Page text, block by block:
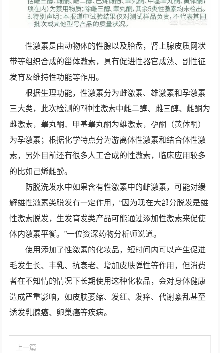
性激素是由动物体的性腺以及胎盘，肾上腺皮质网状
带等组织合成的甾体激素，具有促进性器官成熟、副性征
发育及维持性功能等作用。
根据生理功能，性激素分为雌激素、雄激素和孕激素
三大类，此次检测的7种性激素中雌二醇、雌三醇、雌酮为
雌激素，睾丸酮、甲基睾丸酮为雄激素，孕酮（黄体酮）
为孕激素；根据化学特点分为游离体性激素和结合体性激
素，另外目前还有很多人工合成的性激素，临床应用较多
的比如己烯雌酚。
防脱洗发水中如果含有性激素中的雌激素，可能对缓
解雄性激素类脱发有一定作用，“因为现在大部分脱发是雄
性激素脱发，生发育发类产品可能通过添加性激素来促使
体内激素平衡。”一位资深药物分析师说道。
使用添加了性激素的化妆品，短时间内可以产生促进
毛发生长、丰乳、抗衰老、增加皮肤弹性等作用，但消费
者在不知情的情况下长期使用这种化妆品，会对身体健康
造成严重影响，如皮肤萎缩、发红、发痒、代谢紊乱甚至
诱发乳腺癌、卵巢癌等疾病。
上一篇